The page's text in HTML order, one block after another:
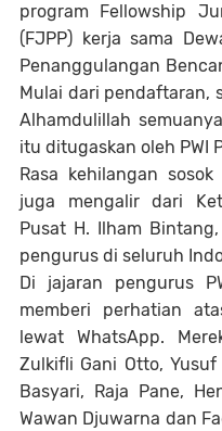
program Fellowship
(FJPP) kerja sama
Penanggulangan
Mulai dari pendaftaran,
Alhamdulillah
itu ditugaskan oleh PWI
Rasa kehilangan
juga mengalir dari
Pusat H. Ilham
pengurus di seluruh
Di jajaran pengurus
memberi perhatian
lewat WhatsApp.
Zulkifli Gani Otto,
Basyari, Raja Pane,
Wawan Djuwarna dan